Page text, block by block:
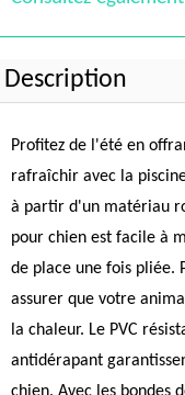
Description
Profitez de l'été en
rafraîchir avec la
à partir d'un matériau
pour chien est facile à
de place une fois pliée.
assurer que votre
la chaleur. Le PVC
antidérapant